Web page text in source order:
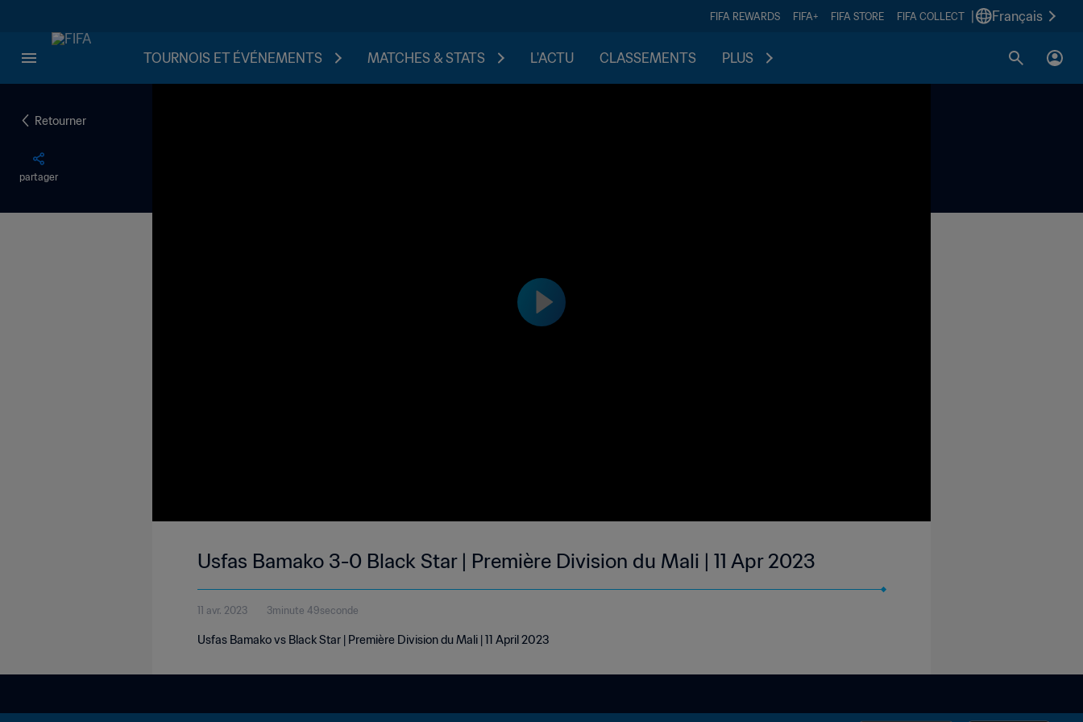
FIFA REWARDS FIFA+ FIFA STORE FIFA COLLECT Français
TOURNOIS ET ÉVÉNEMENTS MATCHES & STATS L'ACTU CLASSEMENTS PLUS
Retourner
partager
Usfas Bamako 3-0 Black Star | Première Division du Mali | 11 Apr 2023
11 avr. 2023 3minute 49seconde
Usfas Bamako vs Black Star | Première Division du Mali | 11 April 2023